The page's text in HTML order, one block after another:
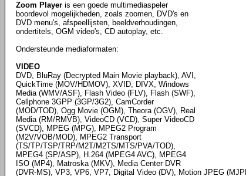
Zoom Player is een goede multimediaspeler
boordevol mogelijkheden, zoals zoomen, DVD's en
DVD menu's, afspeellijsten, beeldverhoudingen,
ondertitels, OGM video's, CD autoplay, etc.
Ondersteunde mediaformaten:
VIDEO
DVD, BluRay (Decrypted Main Movie playback), AVI,
QuickTime (MOV/HDMOV), XVID, DIVX, Windows
Media (WMV/ASF), Flash Video (FLV), Flash (SWF),
Cellphone 3GPP (3GP/3G2), CamCorder
(MOD/TOD), Ogg Movie (OGM), Theora (OGV), Real
Media (RM/RMVB), VideoCD (VCD), Super VideoCD
(SVCD), MPEG (MPG), MPEG2 Program
(M2V/VOB/MOD), MPEG2 Transport
(TS/TP/TSP/TRP/M2T/M2TS/MTS/PVA/TOD),
MPEG4 (SP/ASP), H.264 (MPEG4 AVC), MPEG4
ISO (MP4), Matroska (MKV), Media Center DVR
(DVR-MS), VP3, VP6, VP7, Digital Video (DV), Motion JPEG